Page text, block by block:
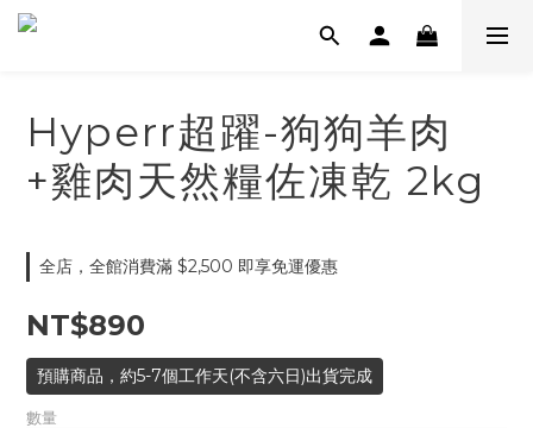
Hyperr超躍-狗狗羊肉
+雞肉天然糧佐凍乾 2kg
全店，全館消費滿 $2,500 即享免運優惠
NT$890
預購商品，約5-7個工作天(不含六日)出貨完成
數量